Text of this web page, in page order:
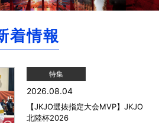
着情報
特集
2026.08.04
【JKJO選抜指定大会MVP】JKJO
北陸杯2026